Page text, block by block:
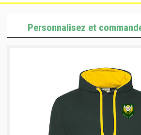
Sportswear
Personnalisez et